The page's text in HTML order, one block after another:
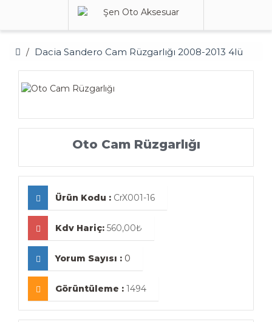
Dacia Sandero Cam Rüzgarlığı 2008-2013 4lü
Oto Cam Rüzgarlığı
Ürün Kodu : CrX001-16
Kdv Hariç: 560,00₺
Yorum Sayısı : 0
Görüntüleme : 1494